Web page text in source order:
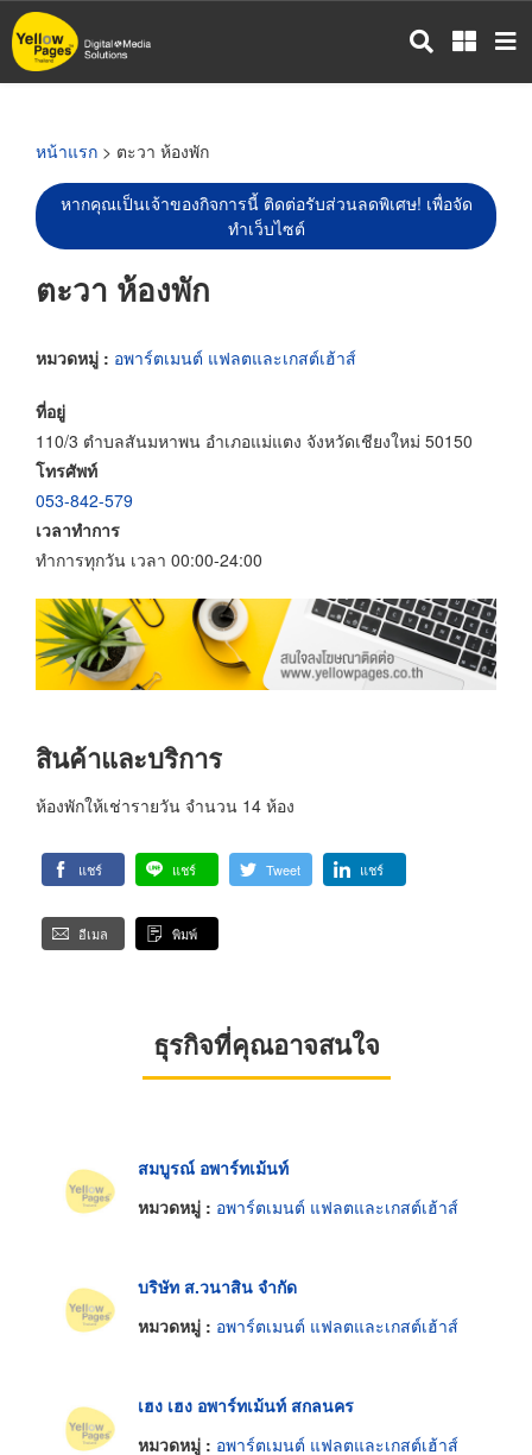
ข้าม
ไป
หน้าแรก > ตะวา ห้องพัก
หากคุณเป็นเจ้าของกิจการนี้ ติดต่อรับส่วนลดพิเศษ! เพื่อจัด
ทำเว็บไซต์
ตะวา ห้องพัก
หมวดหมู่ : อพาร์ตเมนต์ แฟลตและเกสต์เฮ้าส์
ที่อยู่
110/3 ตำบลสันมหาพน อำเภอแม่แตง จังหวัดเชียงใหม่ 50150
โทรศัพท์
053-842-579
เวลาทำการ
ทำการทุกวัน เวลา 00:00-24:00
สินค้าและบริการ
ห้องพักให้เช่ารายวัน จำนวน 14 ห้อง
แชร์ แชร์ Tweet แชร์
อีเมล พิมพ์
ธุรกิจที่คุณอาจสนใจ
สมบูรณ์ อพาร์ทเม้นท์
หมวดหมู่ : อพาร์ตเมนต์ แฟลตและเกสต์เฮ้าส์
บริษัท ส.วนาสิน จำกัด
หมวดหมู่ : อพาร์ตเมนต์ แฟลตและเกสต์เฮ้าส์
เฮง เฮง อพาร์ทเม้นท์ สกลนคร
หมวดหมู่ : อพาร์ตเมนต์ แฟลตและเกสต์เฮ้าส์